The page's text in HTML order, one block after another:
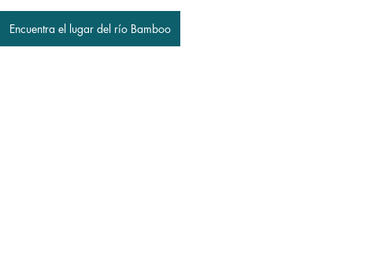
Encuentra el lugar del río Bamboo